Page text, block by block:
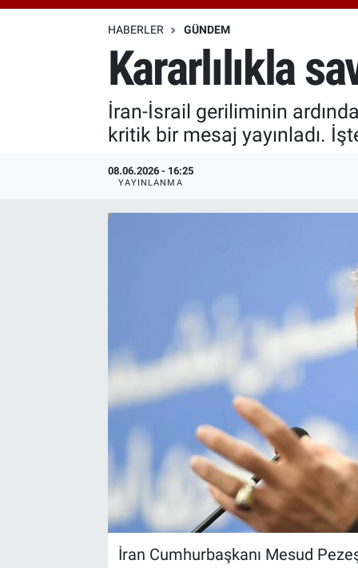
HABERLER GÜNDEM
Kararlılıkla
İran-İsrail geriliminin
kritik bir mesaj yayınladı.
08.06.2026 - 16:25
YAYINLANMA
İran Cumhurbaşkanı Mesud
Özel Haberler
Özel Haberler
Haber Arşivi